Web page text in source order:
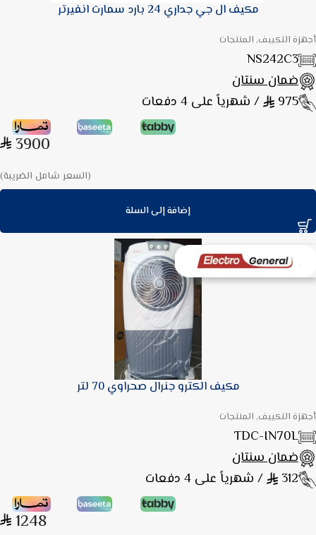
مكيف ال جي جداري 24 بارد سمارت انفيرتر
أجهزة التكييف, المنتجات
NS242C3
ضمان سنتان
975
/ شهرياً على 4 دفعات
3900
(السعر شامل الضريبة)
إضافة إلى السلة
مكيف الكترو جنرال صحراوي 70 لتر
أجهزة التكييف, المنتجات
TDC-IN70L
ضمان سنتان
312
/ شهرياً على 4 دفعات
1248